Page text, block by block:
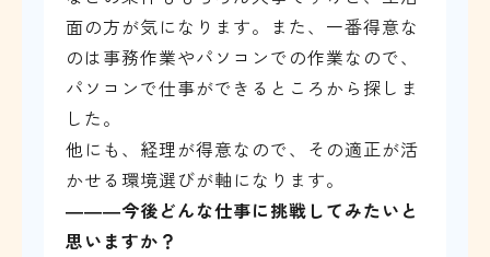
面の方が気になります。また、一番得意な
のは事務作業やパソコンでの作業なので、
パソコンで仕事ができるところから探しま
した。
他にも、経理が得意なので、その適正が活
かせる環境選びが軸になります。
―――今後どんな仕事に挑戦してみたいと
思いますか？